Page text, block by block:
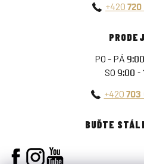
+420 720
PO - PÁ
SO 9:00 -
+420 703
BUĎTE